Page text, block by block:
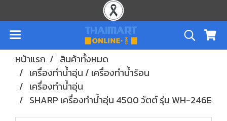
หน้าแรก
สินค้าทั้งหมด
เครื่องทำน้ำอุ่น / เครื่องทำน้ำร้อน
เครื่องทำน้ำอุ่น
SHARP เครื่องทำน้ำอุ่น 4500 วัตต์ รุ่น WH-246E